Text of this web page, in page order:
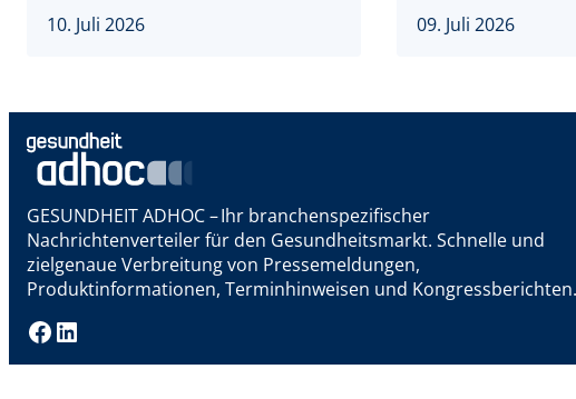
10. Juli 2026
09. Juli 2026
GESUNDHEIT ADHOC – Ihr branchenspezifischer
Nachrichtenverteiler für den Gesundheitsmarkt. Schnelle und
zielgenaue Verbreitung von Pressemeldungen,
Produktinformationen, Terminhinweisen und Kongressberichten.
Facebook LinkedIn